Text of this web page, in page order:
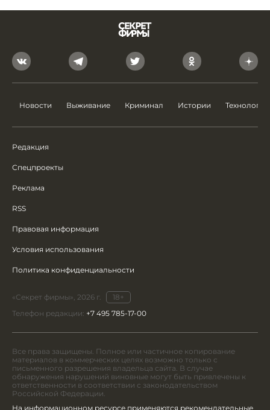
Новости Выживание Криминал Истории Технологии
Редакция
Спецпроекты
Реклама
RSS
Правовая информация
Условия использования
Политика конфиденциальности
«Секрет фирмы», 2026 г.
18+
Телефон редакции: +7 495 785-17-00
Все права защищены. Полное или частичное копирование
материалов в коммерческих целях возможно только с
письменного разрешения владельца сайта. В случае
обнаружения нарушений виновные могут быть привлечены к
ответственности в соответствии с законодательством
Российской Федерации.
На информационном ресурсе применяются рекомендательные